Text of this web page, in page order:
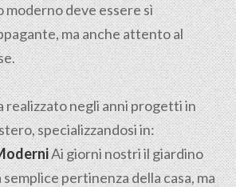
moderno deve essere sì
ma anche attento al
realizzato negli anni progetti in
specializzandosi in:
Ai giorni nostri il giardino
semplice pertinenza della casa, ma